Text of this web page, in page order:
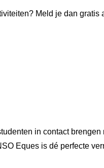
Meld je dan gratis
in contact
Eques is dé perfecte